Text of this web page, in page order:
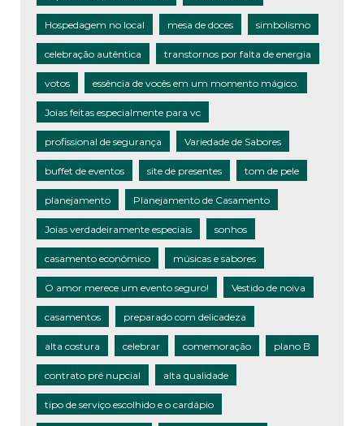
Hospedagem no local mesa de doces simbolismo
celebração autêntica transtornos por falta de energia
votos essência de vocês em um momento mágico.
Joias feitas especialmente para vc
profissional de segurança Variedade de Sabores
buffet de eventos site de presentes tom de pele
planejamento Planejamento de Casamento
Joias verdadeiramente especiais sonhos
casamento econômico músicas e sabores
O amor merece um evento seguro! Vestido de noiva
casamentos preparado com delicadeza
alta costura celebrar comemoração plano B
contrato pré nupcial alta qualidade
tipo de serviço escolhido e o cardápio